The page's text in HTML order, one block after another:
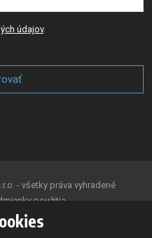
údajov.
- všetky práva vyhradené
použitia